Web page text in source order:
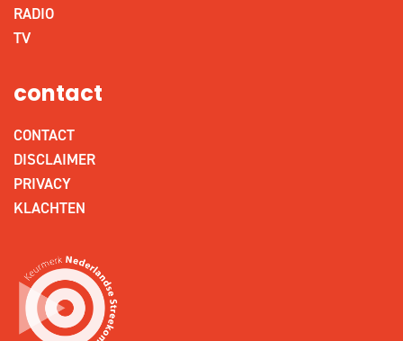
RADIO
TV
contact
CONTACT
DISCLAIMER
PRIVACY
KLACHTEN